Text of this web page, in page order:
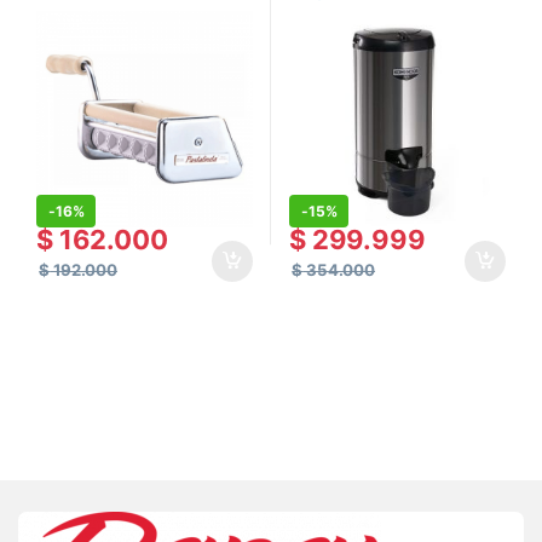
-16%
$162.000
$192.000
-15%
$299.999
$354.000